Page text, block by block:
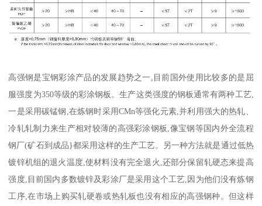
高强钢是宝钢彩涂产品的发展趋势之一,目前国外使用比较多的是屈
服强度为350等级的彩涂钢板。生产这类强度的钢板通常有两种工艺,
一是采用碳锰钢,在炼钢时采用CMn等强化元素,并利用强大的热轧、
冷轧轧制力来生产相对较薄的高强彩涂钢板,像宝钢等国内外全流程
钢厂(矿石到成品}都采用这样的生产工艺。另一种方法就是通过低热
镀锌机组的退火温度,使材料没有完全退火,还部分保留轧硬态来提高
强度,目前国内多数镀锌及彩涂厂是采用这个工艺,因为他们没有炼钢
工序,在市场上购买轧硬卷或热轧板也没有相应的高强钢种。但这样